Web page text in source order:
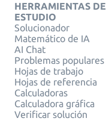
HERRAMIENTAS DE
ESTUDIO
Solucionador
Matemático de IA
AI Chat
Problemas populares
Hojas de trabajo
Hojas de referencia
Calculadoras
Calculadora gráfica
Verificar solución